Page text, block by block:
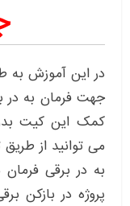
در این آموزش به
جهت فرمان به در
کمک این کیت
می توانید از
به در برقی فرمان
پروژه در بازکن